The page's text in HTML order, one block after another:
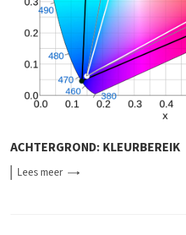
ACHTERGROND: KLEURBEREIK
Leesmeer